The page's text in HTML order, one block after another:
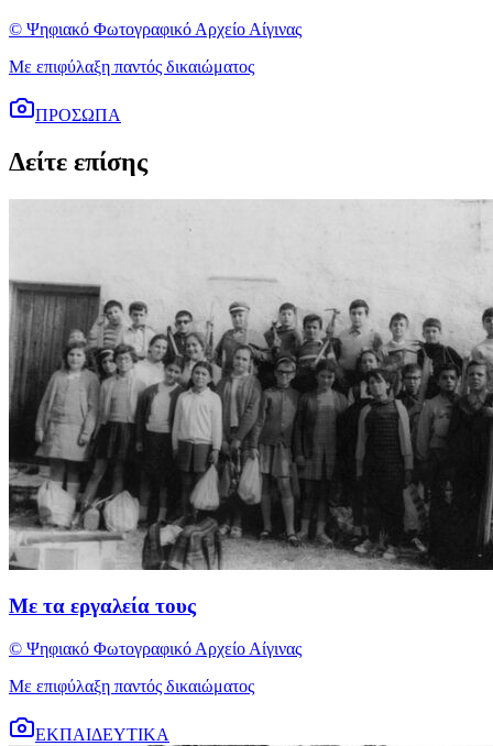
© Ψηφιακό Φωτογραφικό Αρχείο Αίγινας
Με επιφύλαξη παντός δικαιώματος
ΠΡΟΣΩΠΑ
Δείτε επίσης
Με τα εργαλεία τους
© Ψηφιακό Φωτογραφικό Αρχείο Αίγινας
Με επιφύλαξη παντός δικαιώματος
ΕΚΠΑΙΔΕΥΤΙΚΑ